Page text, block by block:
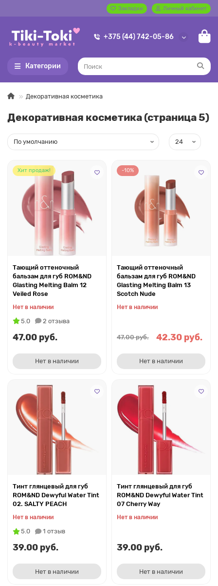
Закладки Личный кабинет
+375 (44) 742-05-86
Категории
Декоративная косметика
Декоративная косметика (страница 5)
Хит продаж!
Тающий оттеночный
бальзам для губ ROM&ND
Glasting Melting Balm 12
Veiled Rose
Нет в наличии
5.0 2 отзыва
47.00 руб.
Нет в наличии
-10%
Тающий оттеночный
бальзам для губ ROM&ND
Glasting Melting Balm 13
Scotch Nude
Нет в наличии
47.00 руб. 42.30 руб.
Нет в наличии
Тинт глянцевый для губ
ROM&ND Dewyful Water Tint
02. SALTY PEACH
Нет в наличии
5.0 1 отзыв
39.00 руб.
Нет в наличии
Тинт глянцевый для губ
ROM&ND Dewyful Water Tint
07 Cherry Way
Нет в наличии
39.00 руб.
Нет в наличии